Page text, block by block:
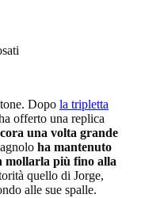
Dopo la tripletta
offerto una replica
una volta grande
ha mantenuto
mollarla più fino alla
quello di Jorge,
alle sue spalle.